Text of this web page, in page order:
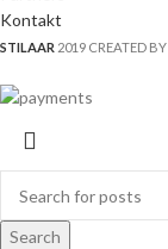
Kontakt
STILAAR 2019 CREATED BY
Search